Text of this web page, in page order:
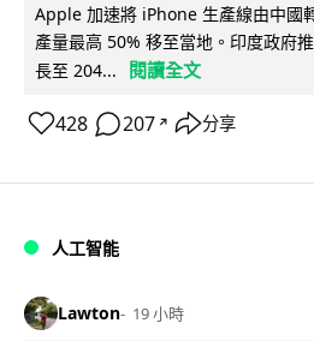
Apple 加速將 iPhone 生產線由中國
產量最高 50% 移至當地。印度政府
長至 204...
閱讀全文
428 207 ↗ 分享
人工智能
Lawton 19 小時